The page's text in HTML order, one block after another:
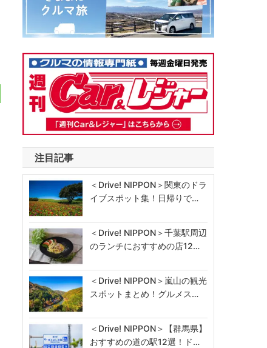
注目記事
＜Drive! NIPPON＞関東のドラ
イブスポット集！日帰りで…
＜Drive! NIPPON＞千葉駅周辺
のランチにおすすめの店12…
＜Drive! NIPPON＞嵐山の観光
スポットまとめ！グルメス…
＜Drive! NIPPON＞【群馬県】
おすすめの道の駅12選！ド…